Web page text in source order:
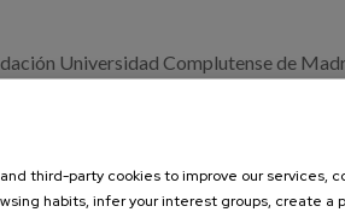
Universidad Complutense de
visión actualizada del sector, en los
reforzar la profesionalización del
orientando así las políticas
and third-party cookies to improve our services,
habits, infer your interest groups, create